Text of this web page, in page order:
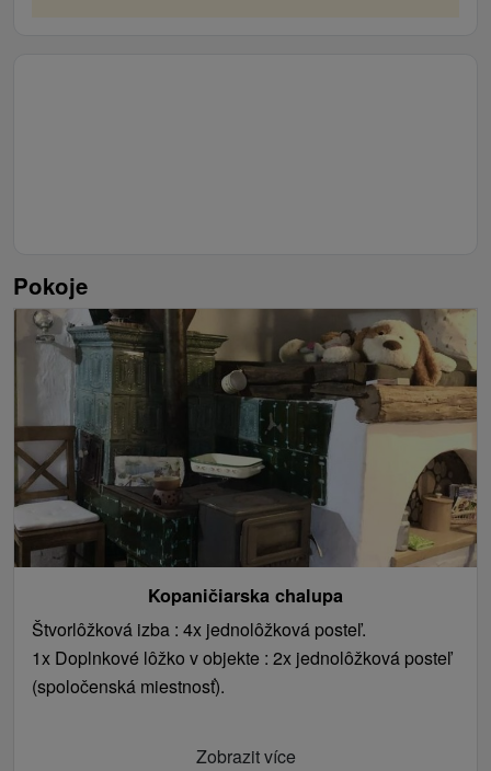
Pokoje
Kopaničiarska chalupa
Štvorlôžková izba : 4x jednolôžková posteľ.
1x Doplnkové lôžko v objekte : 2x jednolôžková posteľ
(spoločenská miestnosť).
Zobrazit více